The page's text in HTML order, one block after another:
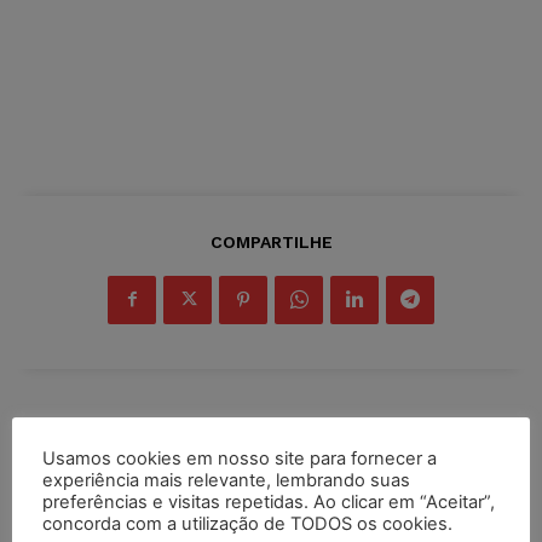
COMPARTILHE
Usamos cookies em nosso site para fornecer a
experiência mais relevante, lembrando suas
preferências e visitas repetidas. Ao clicar em “Aceitar”,
concorda com a utilização de TODOS os cookies.